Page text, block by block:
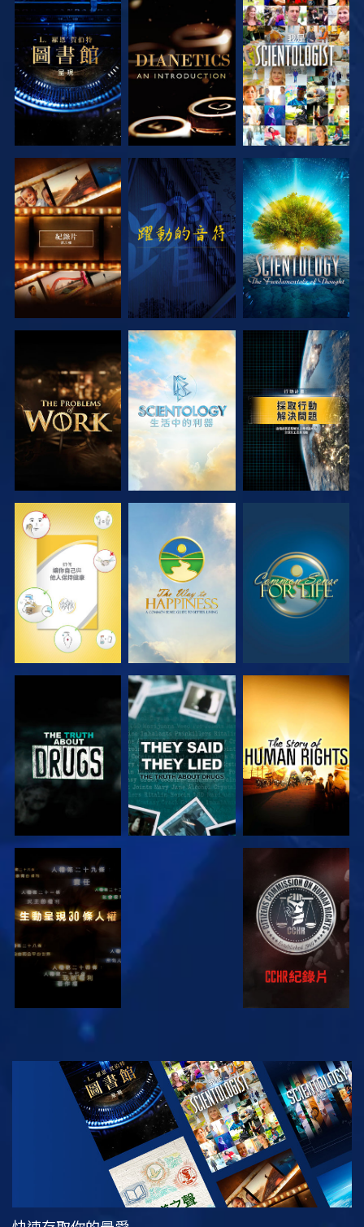
探索系列節目 探索系列節目 觀看
探索系列節目 觀看 探索系列節目
探索系列節目 探索系列節目 觀看
觀看 觀看 觀看
觀看 觀看
觀看 觀看
觀看 探索系列節目